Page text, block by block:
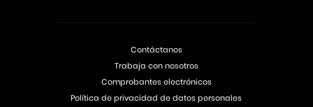
Contáctanos
Trabaja con nosotros
Comprobantes electrónicos
Política de privacidad de datos personales